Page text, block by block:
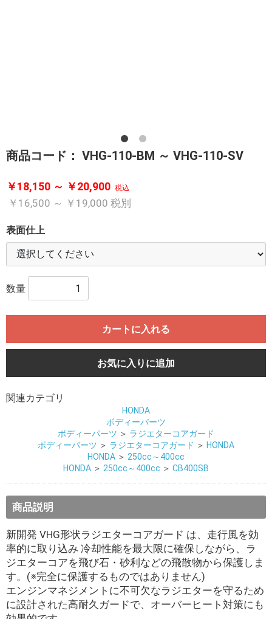
商品コード： VHG-110-BM ～ VHG-110-SV
￥18,150 ～ ￥20,900 税込
￥16,500 ～ ￥19,000 税別
表面仕上
数量
カートに入れる
お気に入りに追加
関連カテゴリ
HONDA
ボディーパーツ
ボディーパーツ ＞ ラジエターコアガード
ボディーパーツ ＞ ラジエターコアガード ＞ HONDA
HONDA ＞ 250cc～400cc
HONDA ＞ 250cc～400cc ＞ CB400SB
商品説明
新開発 VHG形状ラジエターコアガード は、走行風を効
率的に取り込み 冷却性能を最大限に確保しながら、ラ
ジエターコアを飛び石・砂利などの飛散物から保護しま
す。(※完全に保護するものではありません)
エンジンマネジメントに不可欠なラジエターを守るため
に設計された高耐久ガードで、オーバーヒート対策にも